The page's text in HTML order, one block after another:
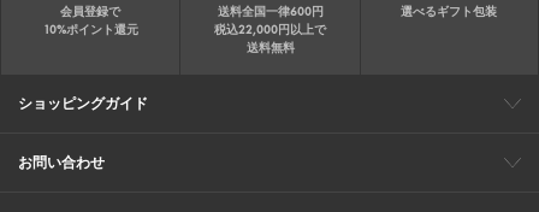
会員登録で
10%ポイント還元
送料全国一律600円
税込22,000円以上で
送料無料
選べるギフト包装
ショッピングガイド
会員特典
ご購入・配送について
返品について
ギフト包装
FAQ
サイトマップ
お問い合わせ